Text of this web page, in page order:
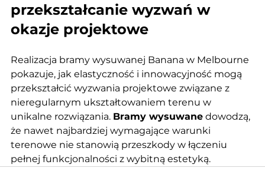
przekształcanie wyzwań w
okazje projektowe
Realizacja bramy wysuwanej Banana w Melbourne
pokazuje, jak elastyczność i innowacyjność mogą
przekształcić wyzwania projektowe związane z
nieregularnym ukształtowaniem terenu w
unikalne rozwiązania. Bramy wysuwane dowodzą,
że nawet najbardziej wymagające warunki
terenowe nie stanowią przeszkody w łączeniu
pełnej funkcjonalności z wybitną estetyką.